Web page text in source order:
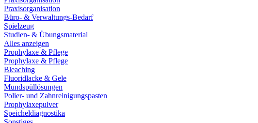
Praxisorganisation
Büro- & Verwaltungs-Bedarf
Spielzeug
Studien- & Übungsmaterial
Alles anzeigen
Prophylaxe & Pflege
Prophylaxe & Pflege
Bleaching
Fluoridlacke & Gele
Mundspüllösungen
Polier- und Zahnreinigungspasten
Prophylaxepulver
Speicheldiagnostika